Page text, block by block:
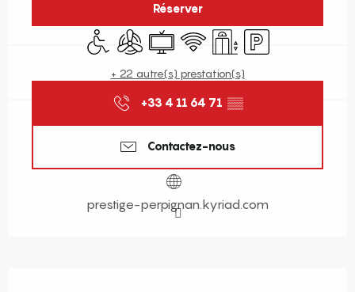
Réserver
Accès handicapés
Air conditionné
Télévision
WiFi Ascenseur
Parking
+ 22 autre(s) prestation(s)
+33 4 11 64 71 ▒▒
Contactez-nous
prestige-perpignan.kyriad.com